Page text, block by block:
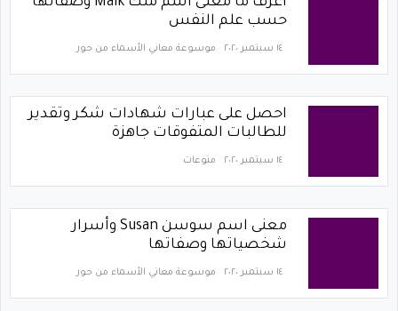
حسب علم النفس
١٤ سبتمبر ٢٠٢٠ موسوعة معاني الأسماء من حور
احصل على عبارات شهادات شكر وتقدير
للطالبات المتفوقات جاهزة
١٤ سبتمبر ٢٠٢٠ منوعات
معنى اسم سوسن Susan وأسرار
شخصياتها وصفاتها
١٤ سبتمبر ٢٠٢٠ موسوعة معاني الأسماء من حور